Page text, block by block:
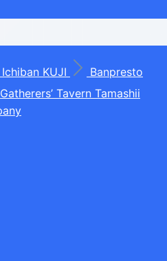
Ichiban KUJI
Banpresto
Gatherers’ Tavern Tamashii